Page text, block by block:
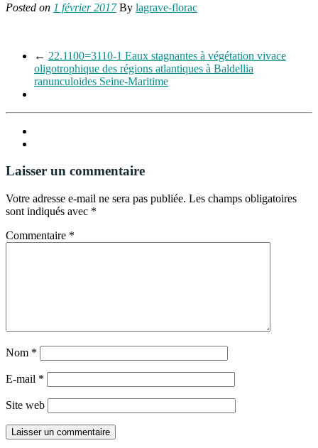
Posted on 1 février 2017By lagrave-florac
← 22.1100=3110-1 Eaux stagnantes à végétation vivace
oligotrophique des régions atlantiques à Baldellia
ranunculoides Seine-Maritime
Laisser un commentaire
Votre adresse e-mail ne sera pas publiée. Les champs obligatoires
sont indiqués avec *
Commentaire *
Nom *
E-mail *
Site web